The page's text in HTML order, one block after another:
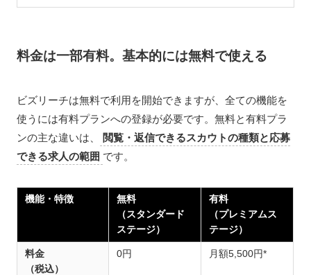
料金は一部有料。基本的には無料で使える
ビズリーチは無料で利用を開始できますが、全ての機能を
使うには有料プランへの登録が必要です。無料と有料プラ
ンの主な違いは、
閲覧・返信できるスカウトの種類と応募
できる求人の範囲 です。
機能・特徴
無料
（スタンダード
ステージ）
有料
（プレミアムス
テージ）
料金
（税込）
0円 月額5,500円*